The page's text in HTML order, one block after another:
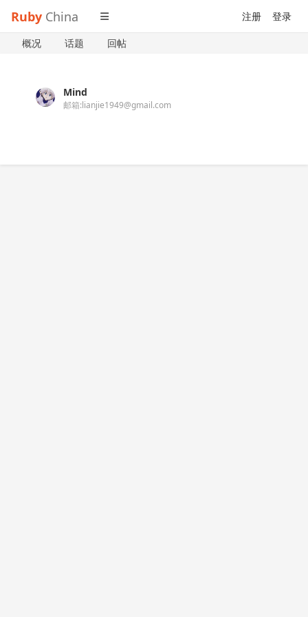
Ruby China 注册 登录
概况 话题 回帖
Mind
邮箱:lianjie1949@gmail.com